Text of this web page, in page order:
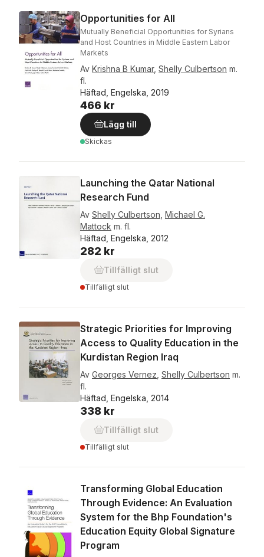
Opportunities for All
Mutually Beneficial Opportunities for Syrians
and Host Countries in Middle Eastern Labor
Markets
Av Krishna B Kumar, Shelly Culbertson m.
fl.
Häftad, Engelska, 2019
466 kr
Lägg till
Skickas
Launching the Qatar National
Research Fund
Av Shelly Culbertson Michael G.
Mattock m. fl.
Häftad, Engelska, 2012
282 kr
Tillfälligt slut
Tillfälligt slut
Strategic Priorities for Improving
Access to Quality Education in the
Kurdistan Region Iraq
Av Georges Vernez Shelly Culbertson m.
fl.
Häftad, Engelska, 2014
338 kr
Tillfälligt slut
Tillfälligt slut
Transforming Global Education
Through Evidence: An Evaluation
System for the Bhp Foundation's
Education Equity Global Signature
Program